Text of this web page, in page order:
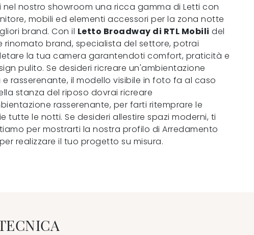
nel nostro showroom una ricca gamma di Letti con
mobili ed elementi accessori per la zona notte
brand. Con il Letto Broadway di RTL Mobili del
rinomato brand, specialista del settore, potrai
la tua camera garantendoti comfort, praticità e
pulito. Se desideri ricreare un'ambientazione
e rasserenante, il modello visibile in foto fa al caso
stanza del riposo dovrai ricreare
rasserenante, per farti ritemprare le
tutte le notti. Se desideri allestire spazi moderni, ti
per mostrarti la nostra profilo di Arredamento
realizzare il tuo progetto su misura.